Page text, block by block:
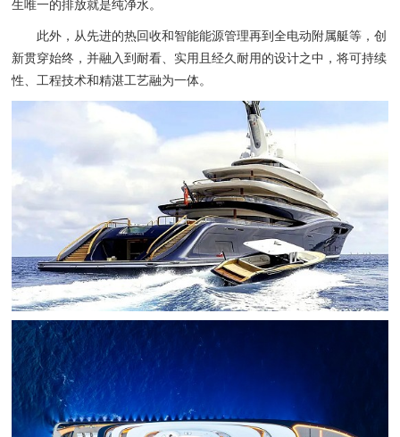
生唯一的排放就是纯净水。
此外，从先进的热回收和智能能源管理再到全电动附属艇等，创
新贯穿始终，并融入到耐看、实用且经久耐用的设计之中，将可持续
性、工程技术和精湛工艺融为一体。